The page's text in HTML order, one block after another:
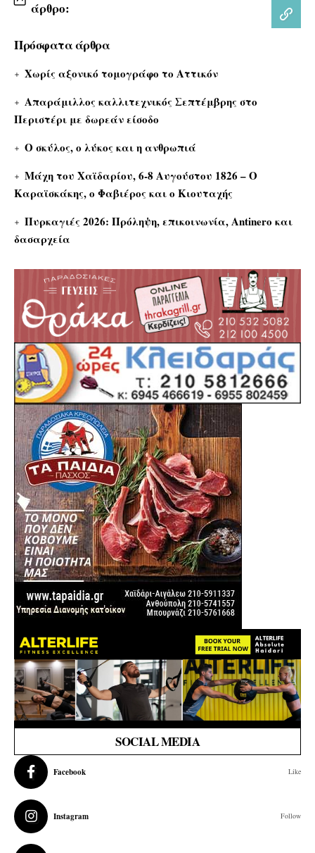
άρθρο:
Πρόσφατα άρθρα
Χωρίς αξονικό τομογράφο το Αττικόν
Απαράμιλλος καλλιτεχνικός Σεπτέμβρης στο
Περιστέρι με δωρεάν είσοδο
Ο σκύλος, ο λύκος και η ανθρωπιά
Μάχη του Χαϊδαρίου, 6-8 Αυγούστου 1826 – Ο
Καραϊσκάκης, ο Φαβιέρος και ο Κιουταχής
Πυρκαγιές 2026: Πρόληψη, επικοινωνία, Antinero και
δασαρχεία
SOCIAL MEDIA
Facebook Like
Instagram Follow